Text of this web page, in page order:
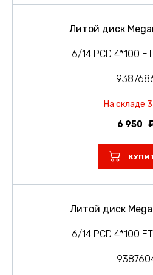
Литой диск
6/14 PCD 4*100 ET
На складе
6 950
Литой диск
6/14 PCD 4*100 ET